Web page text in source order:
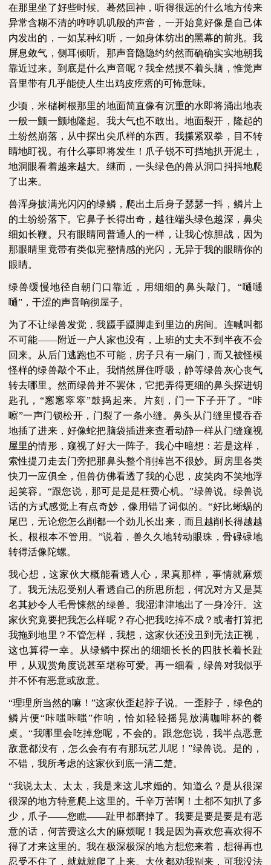
在那里坐了好些时候。蓦然回神，听得很远的什么地方传来
异常含糊不清的哼哼叽叽般的声音，一开始竟好像是自己体
内发出的，一如某种幻听，一如身体纺出的黑幕的前兆。我
屏息敛气，侧耳倾听。那声音隐隐约约然而确确实实地朝我
靠近过来。到底是什么声音呢？我全然摸不着头脑，惟觉声
音里带有几乎能使人生出鸡皮疙瘩的可怖意味。
少顷，米槠树根那里的地面简直像有沉重的水即将涌出地表
一般一颤一颤地隆起。我大气也不敢出。地面裂开，隆起的
土纷然崩落，从中探出尖爪样的东西。我攥紧双拳，目不转
睛地盯视。有什么事即将发生！爪子锐不可挡地扒开泥土，
地洞眼看着越来越大。继而，一头绿色的兽从洞口抖抖地爬
了出来。
兽浑身披满光闪闪的绿鳞，爬出土后身子瑟瑟一抖，鳞片上
的土纷纷落下。它鼻子长得出奇，越往端头绿色越深，鼻尖
细如长鞭。只有眼睛同普通人的一样，让我心惊胆战，因为
那眼睛里竟带有类似完整情感的光闪，无异于我的眼睛你的
眼睛。
绿兽缓慢地径自朝门口靠近，用细细的鼻头敲门。 “嗵嗵
嗵”，干涩的声音响彻屋子。
为了不让绿兽发觉，我蹑手蹑脚走到里边的房间。连喊叫都
不可能——附近一户人家也没有，上班的丈夫不到半夜不会
回来。从后门逃跑也不可能，房子只有一扇门，而又被怪模
怪样的绿兽敲个不止。我悄然屏住呼吸，静等绿兽灰心丧气
转去哪里。然而绿兽并不罢休，它把弄得更细的鼻头探进钥
匙孔，“窸窸窣窣”鼓捣起来。片刻，门一下子开了。“咔
嚓”一声门锁松开，门裂了一条小缝。鼻头从门缝里慢吞吞
地插了进来，好像蛇把脑袋插进来查看动静一样从门缝窥视
屋里的情形，窥视了好大一阵子。我心中暗想：若是这样，
索性提刀走去门旁把那鼻头整个削掉岂不很妙。厨房里各类
快刀一应俱全，但兽仿佛看透了我的心思，皮笑肉不笑地浮
起笑容。“跟您说，那可是是是枉费心机。”绿兽说。绿兽说
话的方式感觉上有点奇妙，像用错了词似的。“好比蜥蜴的
尾巴，无论您怎么削都一个劲儿长出来，而且越削长得越越
长。根根本不管用。”说着，兽久久地转动眼珠，骨碌碌地
转得活像陀螺。
我心想，这家伙大概能看透人心，果真那样，事情就麻烦
了。我无法忍受别人看透自己的所思所想，何况对方又是莫
名其妙令人毛骨悚然的绿兽。我湿津津地出了一身冷汗。这
家伙究竟要把我怎么样呢？存心把我吃掉不成？或者打算把
我拖到地里？不管怎样，我想，这家伙还没丑到无法正视，
这也算得一幸。从绿鳞中探出的细细长长的四肢长着长趾
甲，从观赏角度说甚至堪称可爱。再一细看，绿兽对我似乎
并不怀有恶意或敌意。
“理理所当然的嘛！”这家伙歪起脖子说。一歪脖子，绿色的
鳞片便“咔嗤咔嗤”作响，恰如轻轻摇晃放满咖啡杯的餐
桌。“我哪里会吃掉您呢，不会的。跟您您说，我半点恶意
敌意都没有，怎么会有有有那玩艺儿呢！”绿兽说。是的，
不错，我所考虑的这家伙到底一清二楚。
“我说太太、太太，我是来这儿求婚的。知道么？是从很深
很深的地方特意爬上这里的。千辛万苦啊！土都不知扒了多
少，爪子——您瞧——趾甲都磨掉了。我要是要是要是有恶
意的话，何苦费这么大的麻烦呢！我是因为喜欢您喜欢得不
得了才来这里的。我在极深极深的地方想您来着，想得再也
忍受不住了，就就就爬了上来。大伙都劝我别来，可我没法